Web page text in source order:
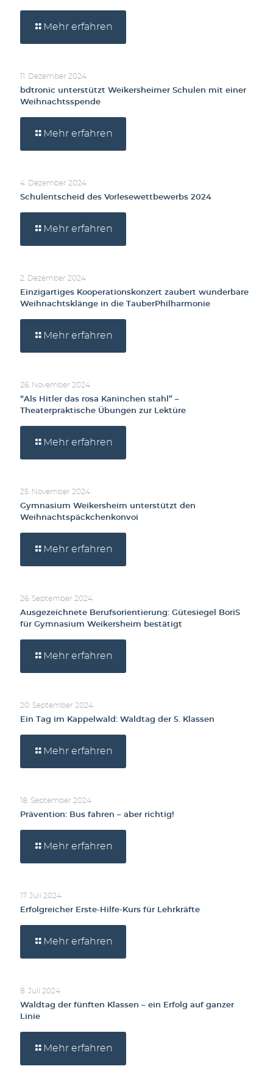
Mehr erfahren
11. Dezember 2024
bdtronic unterstützt Weikersheimer Schulen mit einer
Weihnachtsspende
Mehr erfahren
4. Dezember 2024
Schulentscheid des Vorlesewettbewerbs 2024
Mehr erfahren
2. Dezember 2024
Einzigartiges Kooperationskonzert zaubert wunderbare
Weihnachtsklänge in die TauberPhilharmonie
Mehr erfahren
26. November 2024
“Als Hitler das rosa Kaninchen stahl” –
Theaterpraktische Übungen zur Lektüre
Mehr erfahren
25. November 2024
Gymnasium Weikersheim unterstützt den
Weihnachtspäckchenkonvoi
Mehr erfahren
26. September 2024
Ausgezeichnete Berufsorientierung: Gütesiegel BoriS
für Gymnasium Weikersheim bestätigt
Mehr erfahren
20. September 2024
Ein Tag im Kappelwald: Waldtag der 5. Klassen
Mehr erfahren
18. September 2024
Prävention: Bus fahren – aber richtig!
Mehr erfahren
17. Juli 2024
Erfolgreicher Erste-Hilfe-Kurs für Lehrkräfte
Mehr erfahren
8. Juli 2024
Waldtag der fünften Klassen – ein Erfolg auf ganzer
Linie
Mehr erfahren